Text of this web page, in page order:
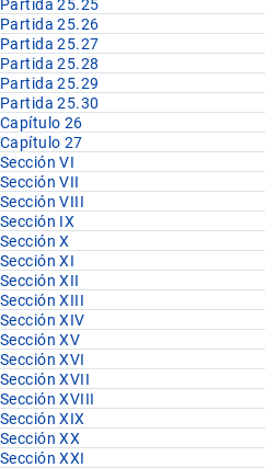
Partida 25.25
Partida 25.26
Partida 25.27
Partida 25.28
Partida 25.29
Partida 25.30
Capítulo 26
Capítulo 27
Sección VI
Sección VII
Sección VIII
Sección IX
Sección X
Sección XI
Sección XII
Sección XIII
Sección XIV
Sección XV
Sección XVI
Sección XVII
Sección XVIII
Sección XIX
Sección XX
Sección XXI